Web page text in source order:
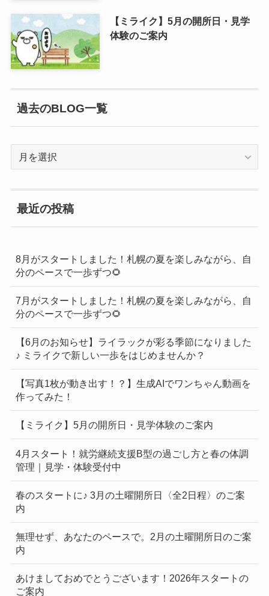
【ミライク】5月の開所日・見学
体験のご案内
過去のBLOG一覧
一
覧
最近の投稿
8月がスタートしました！札幌の夏を楽しみながら、自
分のペースで一歩ずつ🌻
7月がスタートしました！札幌の夏を楽しみながら、自
分のペースで一歩ずつ🌻
【6月のお知らせ】ライラックが彩る季節になりました
♪ ミライクで新しい一歩をはじめませんか？
【写真1枚が動き出す！？】生成AIでワンちゃん動画を
作ってみた！
【ミライク】5月の開所日・見学体験のご案内
4月スタート！就労継続支援B型の過ごし方と春の体調
管理｜見学・体験受付中
春のスタートに♪ 3月の土曜開所日〈全2日程〉のご案
内
無理せず、あなたのペースで。2月の土曜開所日のご案
内
あけましておめでとうございます！2026年スタートの
ご案内